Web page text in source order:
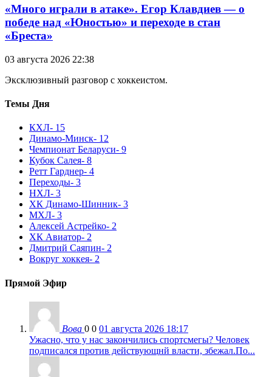
«Много играли в атаке». Егор Клавдиев — о
победе над «Юностью» и переходе в стан
«Бреста»
03 августа 2026 22:38
Эксклюзивный разговор с хоккеистом.
Темы Дня
КХЛ- 15
Динамо-Минск- 12
Чемпионат Беларуси- 9
Кубок Салея- 8
Ретт Гарднер- 4
Переходы- 3
НХЛ- 3
ХК Динамо-Шинник- 3
МХЛ- 3
Алексей Астрейко- 2
ХК Авиатор- 2
Дмитрий Саяпин- 2
Вокруг хоккея- 2
Прямой Эфир
Вова 0 0 01 августа 2026 18:17
Ужасно, что у нас закончились спортсмегы? Человек
подписался против действующнй власти, збежал.По...